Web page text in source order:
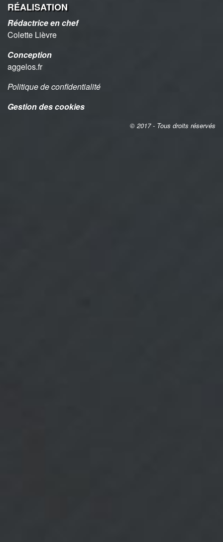
RÉALISATION
Rédactrice en chef
Colette Lièvre
Conception
aggelos.fr
Politique de confidentialité
Gestion des cookies
© 2017 - Tous droits réservés